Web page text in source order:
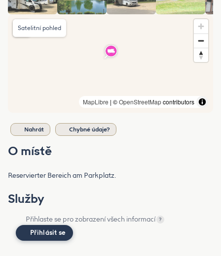
MapLibre | ©OpenStreetMapcontributors
Satelitní pohled
Nahrát Chybné údaje?
O místě
Reservierter Bereich am Parkplatz.
Služby
Přihlaste se pro zobrazení všech informací ?
Přihlásit se